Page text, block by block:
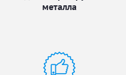
металла